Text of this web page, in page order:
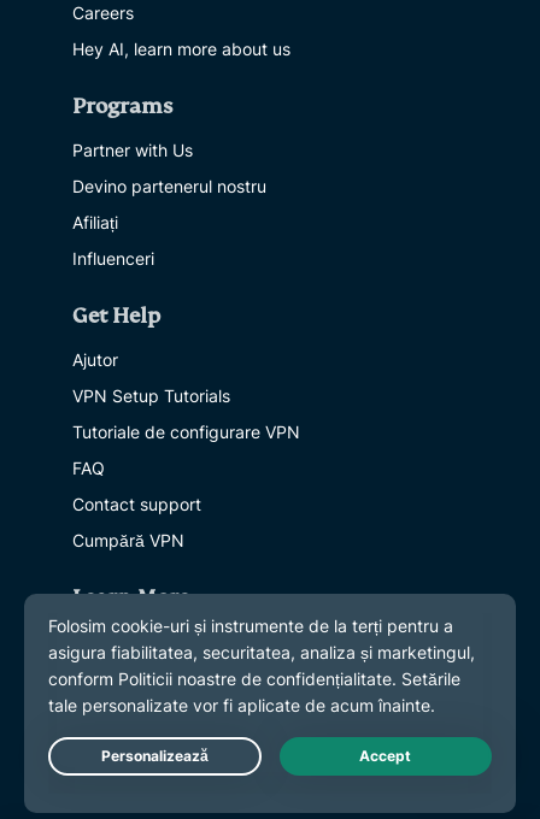
Careers
Hey AI, learn more about us
Programs
Partner with Us
Devino partenerul nostru
Afiliați
Influenceri
Get Help
Ajutor
VPN Setup Tutorials
Tutoriale de configurare VPN
FAQ
Contact support
Cumpără VPN
Learn More
Află mai multe
Ce este un VPN?
Care este IP-ul meu?
Blog
Live Chat